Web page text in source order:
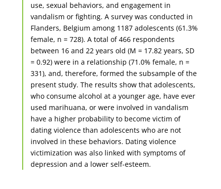
use, sexual behaviors, and engagement in
vandalism or fighting. A survey was conducted in
Flanders, Belgium among 1187 adolescents (61.3%
female, n = 728). A total of 466 respondents
between 16 and 22 years old (M = 17.82 years, SD
= 0.92) were in a relationship (71.0% female, n =
331), and, therefore, formed the subsample of the
present study. The results show that adolescents,
who consume alcohol at a younger age, have ever
used marihuana, or were involved in vandalism
have a higher probability to become victim of
dating violence than adolescents who are not
involved in these behaviors. Dating violence
victimization was also linked with symptoms of
depression and a lower self-esteem.